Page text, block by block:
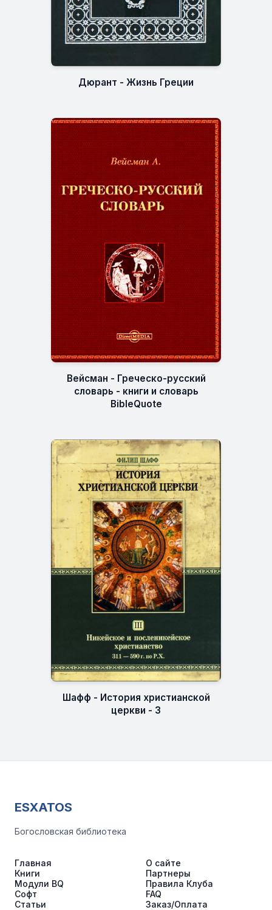
Дюрант - Жизнь Греции
Вейсман - Греческо-русский
словарь - книги и словарь
BibleQuote
Шафф - История христианской
церкви - 3
ESXATOS
Богословская библиотека
Главная
Книги
Модули BQ
Софт
Статьи
О сайте
Партнеры
Правила Клуба
FAQ
Заказ/Оплата